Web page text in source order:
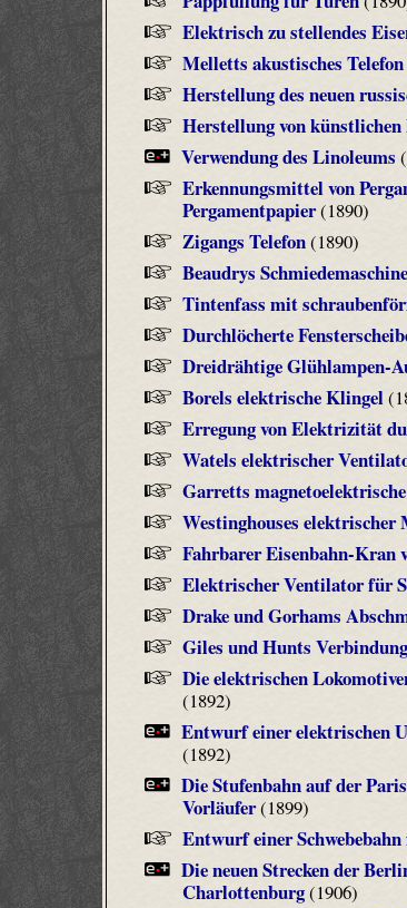
Elektrisch zu stellendes
Melletts akustisches Telefon
Herstellung des neuen
Herstellung von künstlichen
Verwendung des Linoleums
Erkennungsmittel von
Pergamentpapier(1890)
Zigangs Telefon(1890)
Beaudrys Schmiedemaschine
Tintenfass mit
Durchlöcherte
Dreidrähtige Glühlampen-
Borels elektrische Klingel
Erregung von Elektrizität
Watels elektrischer
Garretts
Westinghouses
Fahrbarer Eisenbahn-Kran
Elektrischer Ventilator für
Drake und Gorhams
Giles und Hunts
Die elektrischen
(1892)
Entwurf einer elektrischen
(1892)
Die Stufenbahn auf der
Vorläufer(1899)
Entwurf einer
Die neuen Strecken der
Charlottenburg(1906)